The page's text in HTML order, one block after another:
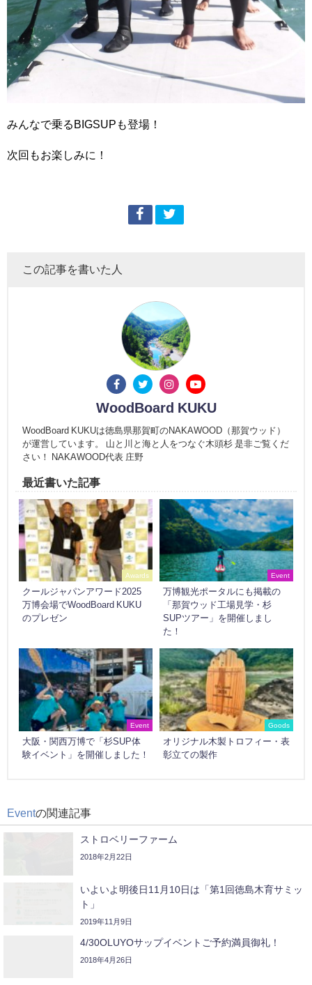
みんなで乗るBIGSUPも登場！
次回もお楽しみに！
この記事を書いた人
WoodBoard KUKU
WoodBoard KUKUは徳島県那賀町のNAKAWOOD（那賀ウッド）
が運営しています。 山と川と海と人をつなぐ木頭杉 是非ご覧くだ
さい！ NAKAWOOD代表 庄野
最近書いた記事
Awards
クールジャパンアワード2025
万博会場でWoodBoard KUKU
のプレゼン
Event
万博観光ポータルにも掲載の
「那賀ウッド工場見学・杉
SUPツアー」を開催しまし
た！
Event
大阪・関西万博で「杉SUP体
験イベント」を開催しました！
Goods
オリジナル木製トロフィー・表
彰立ての製作
Eventの関連記事
ストロベリーファーム
2018年2月22日
いよいよ明後日11月10日は「第1回徳島木育サミッ
ト」️
2019年11月9日
4/30OLUYOサップイベントご予約満員御礼！
2018年4月26日